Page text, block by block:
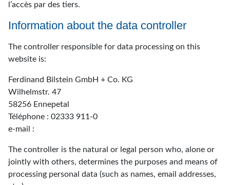
l’accès par des tiers.
Information about the data controller
The controller responsible for data processing on this
website is:
Ferdinand Bilstein GmbH + Co. KG
Wilhelmstr. 47
58256 Ennepetal
Téléphone : 02333 911-0
e-mail :
The controller is the natural or legal person who, alone or
jointly with others, determines the purposes and means of
processing personal data (such as names, email addresses,